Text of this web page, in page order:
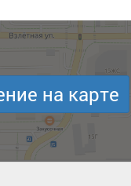
на карте